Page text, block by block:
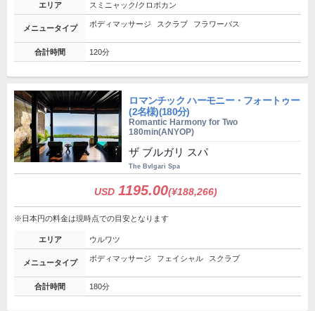
エリア スミニャック/クロボカン
メニュータイプ ボディマッサージ スクラブ フラワーバス
合計時間 120分
ロマンチック ハーモニー・フォートゥー
(2名様)(180分)
Romantic Harmony for Two
180min(ANYOP)
ザ ブルガリ スパ
The Bvlgari Spa
USD 1195.00(¥188,266)
※日本円の料金は現時点での目安となります
エリア ウルワツ
メニュータイプ ボディマッサージ フェイシャル スクラブ
合計時間 180分